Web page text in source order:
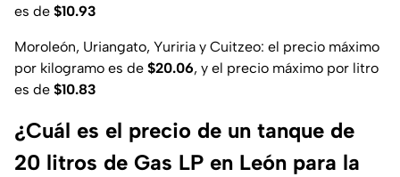
es de $10.93
Moroleón, Uriangato, Yuriria y Cuitzeo: el precio máximo
por kilogramo es de $20.06, y el precio máximo por litro
es de $10.83
¿Cuál es el precio de un tanque de
20 litros de Gas LP en León para la